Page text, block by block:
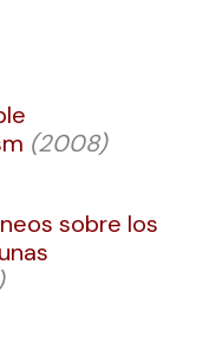
(2008)
sobre los